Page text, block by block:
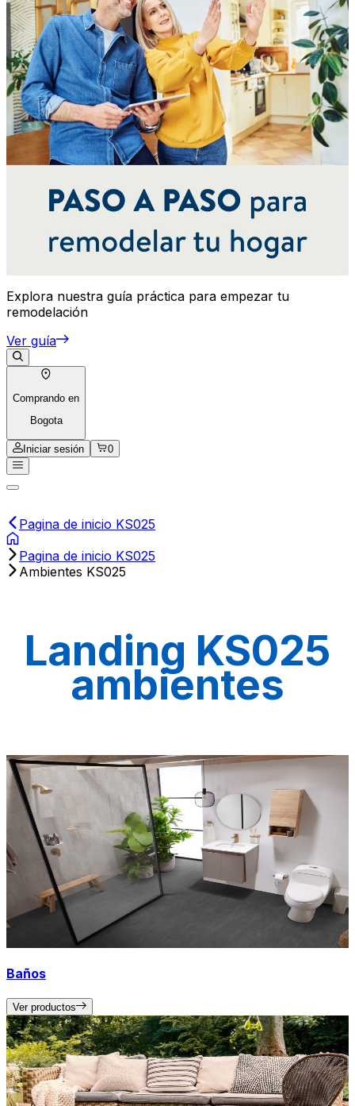
Explora nuestra guía práctica para empezar tu
remodelación
Ver guía
Comprando en
Bogota
Iniciar sesión 0
Pagina de inicio KS025
Pagina de inicio KS025
Ambientes KS025
Landing KS025
ambientes
Baños
Ver productos